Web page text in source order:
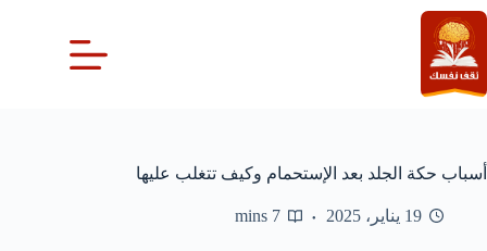
التجاوز
إلى
المحتوى
أسباب حكة الجلد بعد الإستحمام وكيف تتغلب عليها
19 يناير، 2025 7 mins